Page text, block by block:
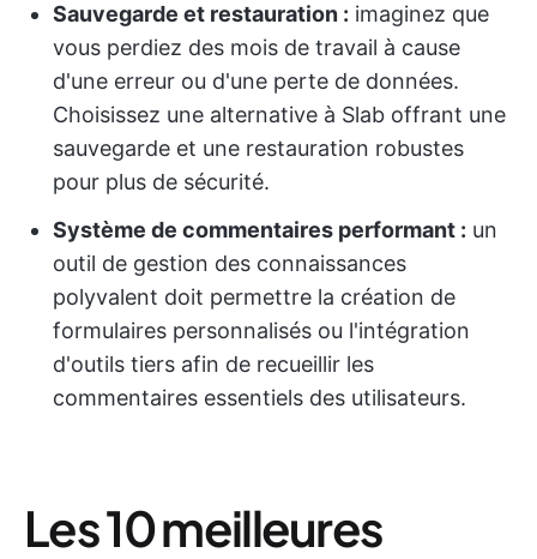
Sauvegarde et restauration : imaginez que
vous perdiez des mois de travail à cause
d'une erreur ou d'une perte de données.
Choisissez une alternative à Slab offrant une
sauvegarde et une restauration robustes
pour plus de sécurité.
Système de commentaires performant : un
outil de gestion des connaissances
polyvalent doit permettre la création de
formulaires personnalisés ou l'intégration
d'outils tiers afin de recueillir les
commentaires essentiels des utilisateurs.
Les 10 meilleures